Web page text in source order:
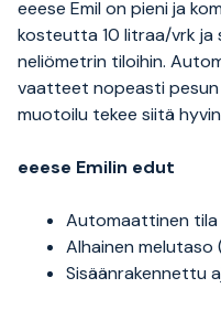
eeese Emil on pieni ja
kosteutta 10 litraa/vrk
neliömetrin tiloihin.
vaatteet nopeasti pesun
muotoilu tekee siitä
eeese Emilin edut
Automaattinen tila
Alhainen melutaso
Sisäänrakennettu